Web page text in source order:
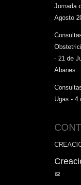
Jornada
Agosto
- 21 de
Abanes
Ugas - 4
(link